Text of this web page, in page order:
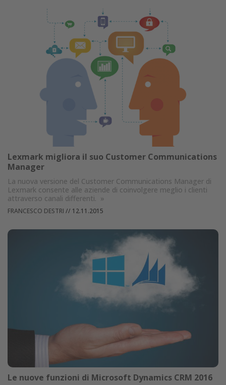
Lexmark migliora il suo Customer Communications
Manager
La nuova versione del Customer Communications Manager di
Lexmark consente alle aziende di coinvolgere meglio i clienti
attraverso canali differenti. »
FRANCESCO DESTRI // 12.11.2015
Le nuove funzioni di Microsoft Dynamics CRM 2016